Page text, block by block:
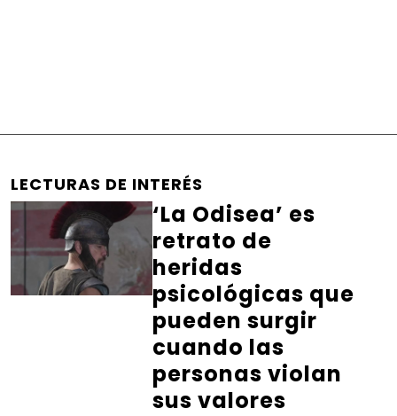
LECTURAS DE INTERÉS
‘La Odisea’ es
retrato de
heridas
psicológicas que
pueden surgir
cuando las
personas violan
sus valores